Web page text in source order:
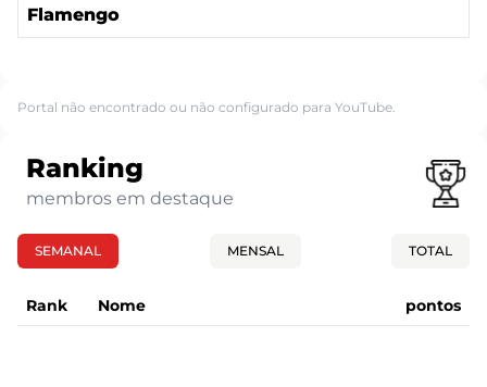
Flamengo
Portal não encontrado ou não configurado para YouTube.
Ranking
membros em destaque
SEMANAL MENSAL TOTAL
Rank Nome pontos